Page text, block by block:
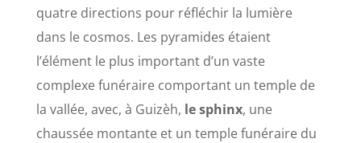
quatre directions pour réfléchir la lumière
dans le cosmos. Les pyramides étaient
l’élément le plus important d’un vaste
complexe funéraire comportant un temple de
la vallée, avec, à Guizèh, le sphinx, une
chaussée montante et un temple funéraire du